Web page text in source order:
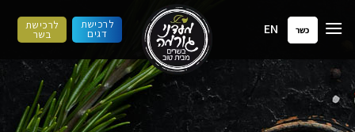
לתוכן
כשר EN לרכישת
דגים
לרכישת
בשר